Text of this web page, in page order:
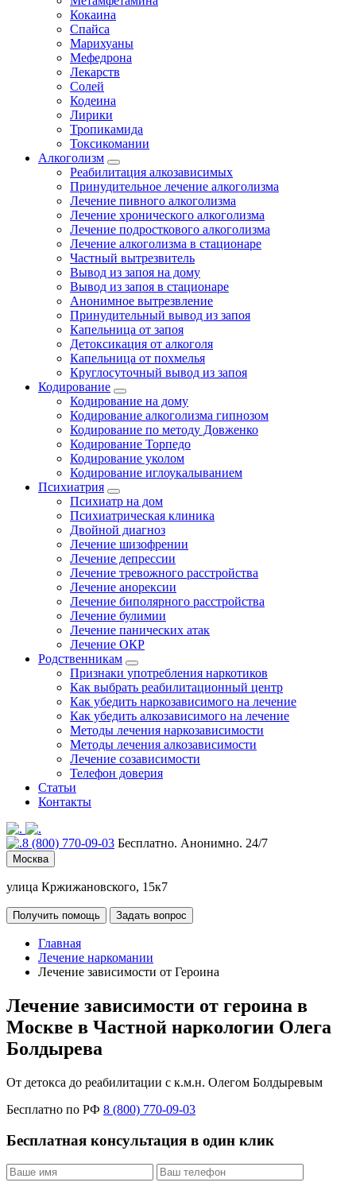
Кокаина
Спайса
Марихуаны
Мефедрона
Лекарств
Солей
Кодеина
Лирики
Тропикамида
Токсикомании
Алкоголизм
Реабилитация алкозависимых
Принудительное лечение алкоголизма
Лечение пивного алкоголизма
Лечение хронического алкоголизма
Лечение подросткового алкоголизма
Лечение алкоголизма в стационаре
Частный вытрезвитель
Вывод из запоя на дому
Вывод из запоя в стационаре
Анонимное вытрезвление
Принудительный вывод из запоя
Капельница от запоя
Детоксикация от алкоголя
Капельница от похмелья
Круглосуточный вывод из запоя
Кодирование
Кодирование на дому
Кодирование алкоголизма гипнозом
Кодирование по методу Довженко
Кодирование Торпедо
Кодирование уколом
Кодирование иглоукалыванием
Психиатрия
Психиатр на дом
Психиатрическая клиника
Двойной диагноз
Лечение шизофрении
Лечение депрессии
Лечение тревожного расстройства
Лечение анорексии
Лечение биполярного расстройства
Лечение булимии
Лечение панических атак
Лечение ОКР
Родственникам
Признаки употребления наркотиков
Как выбрать реабилитационный центр
Как убедить наркозависимого на лечение
Как убедить алкозависимого на лечение
Методы лечения наркозависимости
Методы лечения алкозависимости
Лечение созависимости
Телефон доверия
Статьи
Контакты
8 (800) 770-09-03 Бесплатно. Анонимно. 24/7
Москва
улица Кржижановского, 15к7
Получить помощь Задать вопрос
Главная
Лечение наркомании
Лечение зависимости от Героина
Лечение зависимости от героина в
Москве в Частной наркологии Олега
Болдырева
От детокса до реабилитации с к.м.н. Олегом Болдыревым
Бесплатно по РФ 8 (800) 770-09-03
Бесплатная консультация в один клик